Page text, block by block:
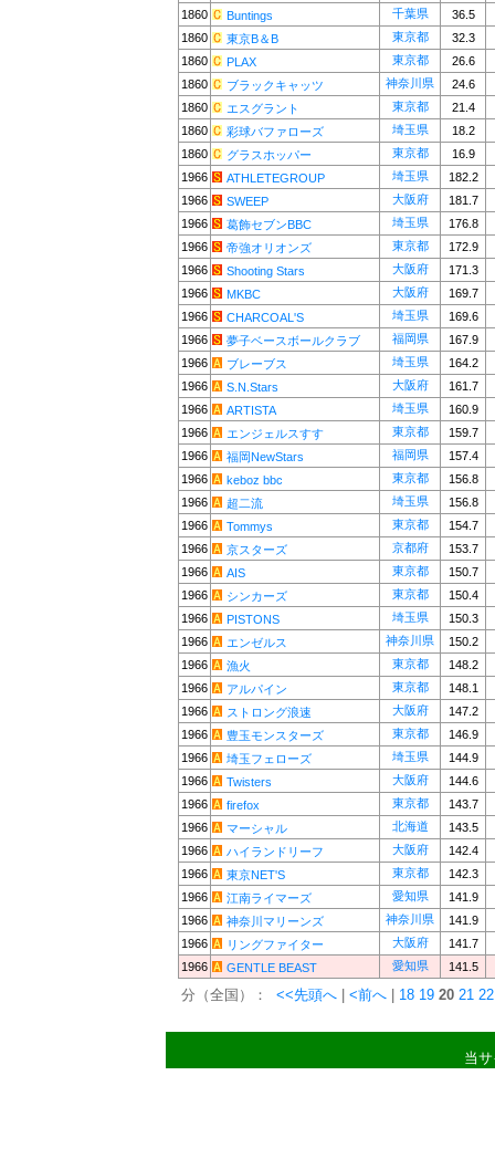
1860
Buntings 千葉県
36.5
1860
東京B＆B 東京都
32.3
1860
PLAX 東京都
26.6
1860
ブラックキャッツ 神奈川県
24.6
1860
エスグラント 東京都
21.4
1860
彩球バファローズ 埼玉県
18.2
1860
グラスホッパー 東京都
16.9
1966
ATHLETEGROUP 埼玉県
182.2
1966
SWEEP 大阪府
181.7
1966
葛飾セブンBBC 埼玉県
176.8
1966
帝強オリオンズ 東京都
172.9
1966
Shooting Stars 大阪府
171.3
1966
MKBC 大阪府
169.7
1966
CHARCOAL'S 埼玉県
169.6
1966
夢子ベースボールクラブ 福岡県
167.9
1966
ブレーブス 埼玉県
164.2
1966
S.N.Stars 大阪府
161.7
1966
ARTISTA 埼玉県
160.9
1966
エンジェルスすす 東京都
159.7
1966
福岡NewStars 福岡県
157.4
1966
keboz bbc 東京都
156.8
1966
超二流 埼玉県
156.8
1966
Tommys 東京都
154.7
1966
京スターズ 京都府
153.7
1966
AIS 東京都
150.7
1966
シンカーズ 東京都
150.4
1966
PISTONS 埼玉県
150.3
1966
エンゼルス 神奈川県
150.2
1966
漁火 東京都
148.2
1966
アルパイン 東京都
148.1
1966
ストロング浪速 大阪府
147.2
1966
豊玉モンスターズ 東京都
146.9
1966
埼玉フェローズ 埼玉県
144.9
1966
Twisters 大阪府
144.6
1966
firefox 東京都
143.7
1966
マーシャル 北海道
143.5
1966
ハイランドリーフ 大阪府
142.4
1966
東京NET'S 東京都
142.3
1966
江南ライマーズ 愛知県
141.9
1966
神奈川マリーンズ 神奈川県
141.9
1966
リングファイター 大阪府
141.7
1966
GENTLE BEAST 愛知県 141.5
分（全国）： <<先頭へ <前へ 18 19 20 21 22
当